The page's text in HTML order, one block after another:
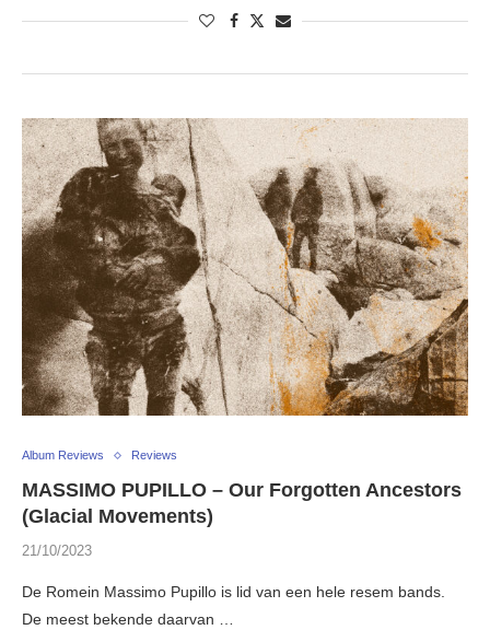
Album Reviews Reviews
MASSIMO PUPILLO – Our Forgotten Ancestors
(Glacial Movements)
21/10/2023
De Romein Massimo Pupillo is lid van een hele resem bands.
De meest bekende daarvan …